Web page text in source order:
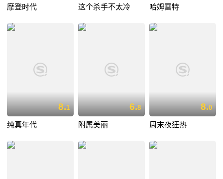
摩登时代 这个杀手不太冷 哈姆雷特
8.1
纯真年代
6.8
附属美丽
8.0
周末夜狂热